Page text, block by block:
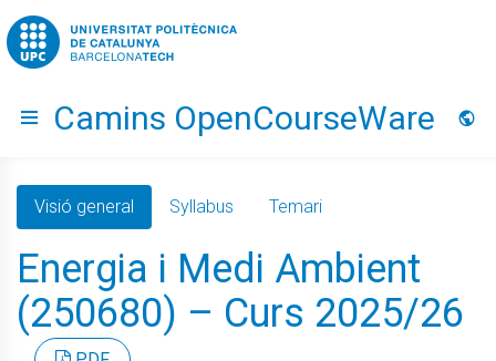
Go to upc.edu
Hide menu
Camins OpenCourseWare
Visió general Syllabus Temari
Energia i Medi Ambient
(250680) – Curs 2025/26